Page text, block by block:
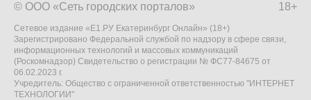
18+
© ООО «Сеть городских порталов»
Сетевое издание «Е1.РУ Екатеринбург Онлайн» (18+)
Зарегистрировано Федеральной службой по надзору в сфере связи,
информационных технологий и массовых коммуникаций
(Роскомнадзор) Свидетельство о регистрации № ФС77-84675 от
06.02.2023 г.
Учредитель: Общество с ограниченной ответственностью "ИНТЕРНЕТ
ТЕХНОЛОГИИ"